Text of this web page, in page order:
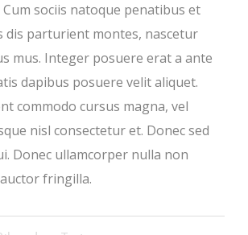
Cum sociis natoque penatibus et
dis parturient montes, nascetur
mus. Integer posuere erat a ante
dapibus posuere velit aliquet.
commodo cursus magna, vel
nisl consectetur et. Donec sed
Donec ullamcorper nulla non
fringilla.